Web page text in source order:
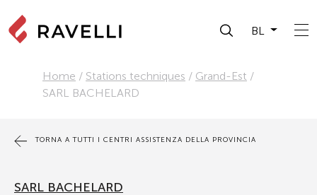
BL
Home / Stations techniques / Grand-Est /
SARL BACHELARD
TORNA A TUTTI I CENTRI ASSISTENZA DELLA PROVINCIA
SARL BACHELARD